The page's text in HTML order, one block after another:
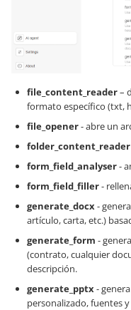
file_content_reader–
formato específico (txt,
file_opener- abre un
folder_content_reader
form_field_analyser-
form_field_filler-
generate_docx-
artículo, carta, etc.)
generate_form -
(contrato, cualquier
descripción.
generate_pptx-
personalizado, fuentes